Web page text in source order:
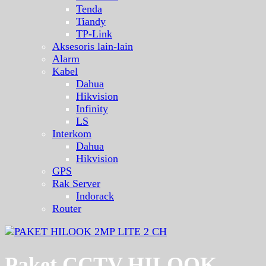
Tenda
Tiandy
TP-Link
Aksesoris lain-lain
Alarm
Kabel
Dahua
Hikvision
Infinity
LS
Interkom
Dahua
Hikvision
GPS
Rak Server
Indorack
Router